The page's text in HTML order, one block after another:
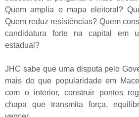
Quem amplia o mapa eleitoral?
Quem reduz resistências? Quem
candidatura forte na capital em
estadual?
JHC sabe que uma disputa pelo
mais do que popularidade em
com o interior, construir pontes
chapa que transmita força,